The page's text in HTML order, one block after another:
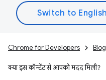
Chrome for Developers Blog
क्या इस कॉन्टेंट से आपको मदद मिली?